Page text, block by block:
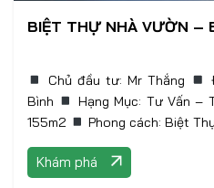
BIỆT THỰ NHÀ VƯỜN –
Chủ đầu tư: Mr Thắng
Bình
Hạng Mục: Tư Vấn –
155m2
Phong cách: Biệt
Khám phá